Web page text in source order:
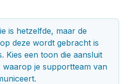
deze wordt gebracht is
Kies een toon die aansluit
waarop je supportteam van